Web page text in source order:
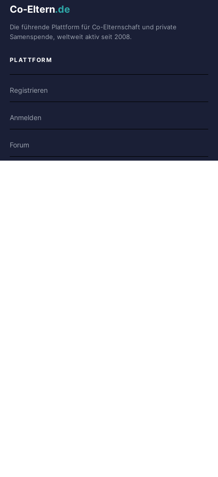
Co-Eltern.de
Die führende Plattform für Co-Elternschaft und private
Samenspende, weltweit aktiv seit 2008.
PLATTFORM
Registrieren
Anmelden
Forum